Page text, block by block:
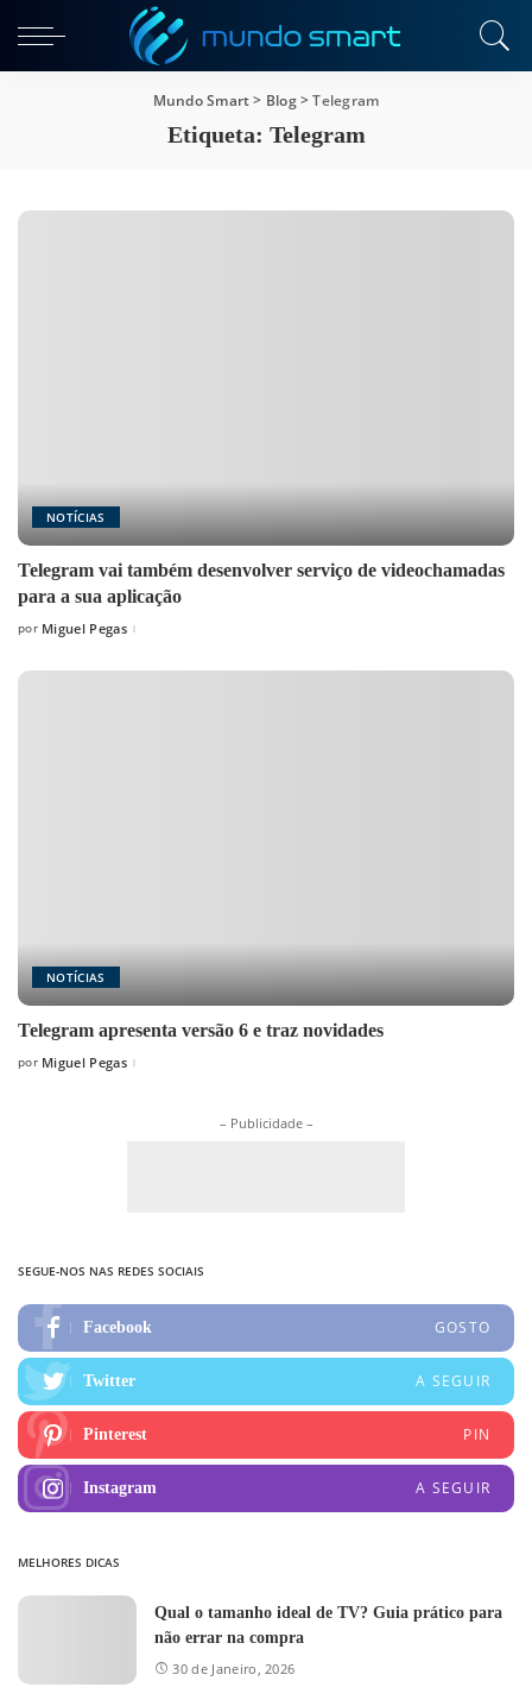
Mundo Smart> Blog>Telegram
Etiqueta: Telegram
NOTÍCIAS
Telegram vai também desenvolver serviço de videochamadas
para a sua aplicação
Posted
por Miguel Pegas
NOTÍCIAS
Telegram apresenta versão 6 e traz novidades
Posted
por Miguel Pegas
– Publicidade –
SEGUE-NOS NAS REDES SOCIAIS
Facebook GOSTO
Twitter A SEGUIR
Pinterest PIN
Instagram A SEGUIR
MELHORES DICAS
Qual o tamanho ideal de TV? Guia prático para
não errar na compra
30 de Janeiro, 2026